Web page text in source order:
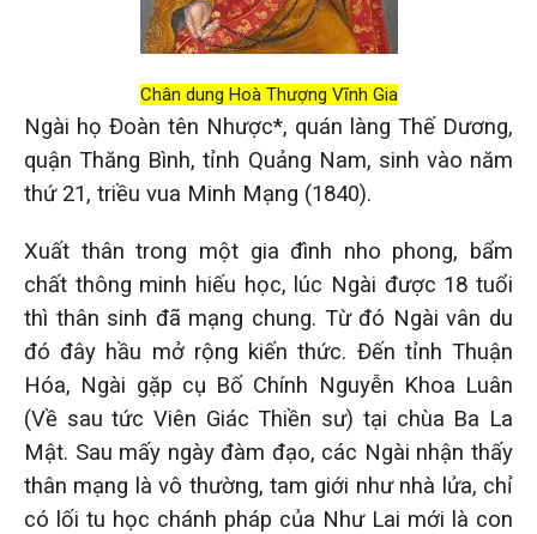
Chân dung Hoà Thượng Vĩnh Gia
Ngài họ Đoàn tên Nhược*, quán làng Thế Dương,
quận Thăng Bình, tỉnh Quảng Nam, sinh vào năm
thứ 21, triều vua Minh Mạng (1840).
Xuất thân trong một gia đình nho phong, bẩm
chất thông minh hiếu học, lúc Ngài được 18 tuổi
thì thân sinh đã mạng chung. Từ đó Ngài vân du
đó đây hầu mở rộng kiến thức. Đến tỉnh Thuận
Hóa, Ngài gặp cụ Bố Chính Nguyễn Khoa Luân
(Về sau tức Viên Giác Thiền sư) tại chùa Ba La
Mật. Sau mấy ngày đàm đạo, các Ngài nhận thấy
thân mạng là vô thường, tam giới như nhà lửa, chỉ
có lối tu học chánh pháp của Như Lai mới là con